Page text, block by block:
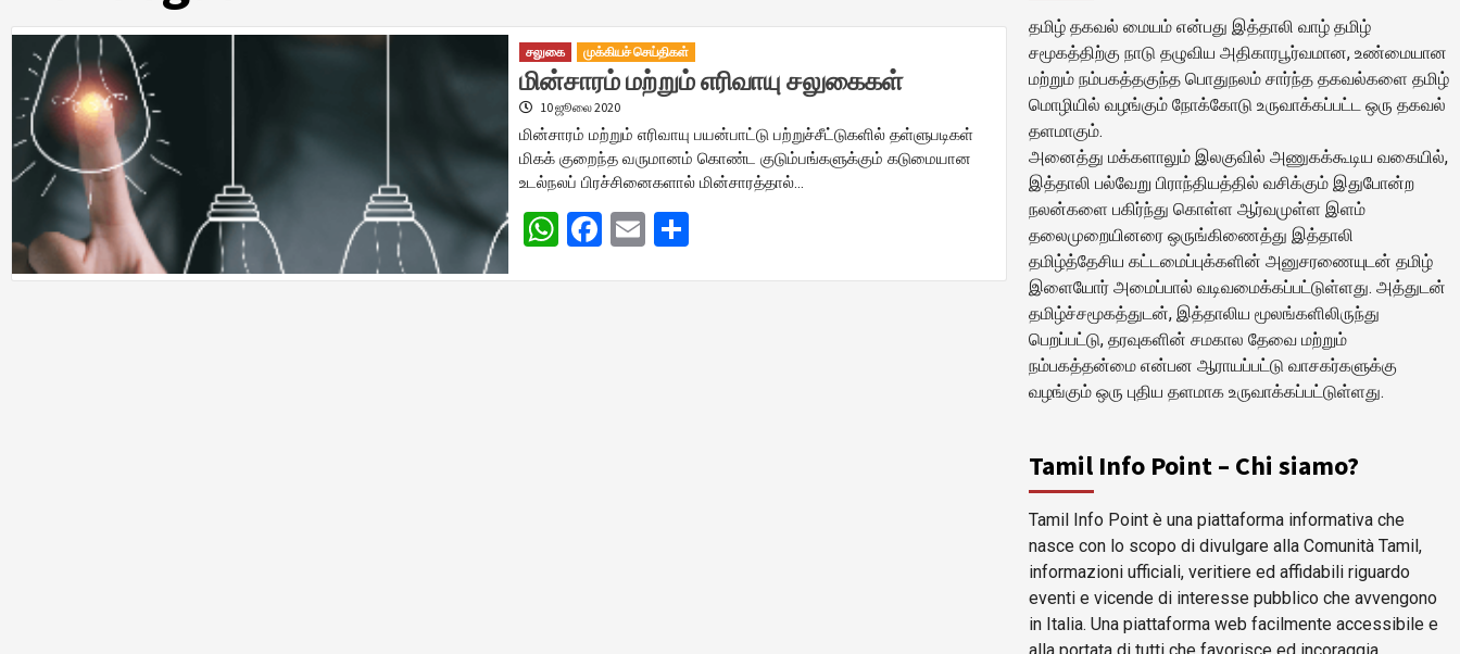
சலுகை முக்கியச் செய்திகள்
மின்சாரம் மற்றும் எரிவாயு சலுகைகள்
10 ஜூலை 2020
மின்சாரம் மற்றும் எரிவாயு பயன்பாட்டு பற்றுச்சீட்டுகளில் தள்ளுபடிகள்
மிகக் குறைந்த வருமானம் கொண்ட குடும்பங்களுக்கும் கடுமையான
உடல்நலப் பிரச்சினைகளால் மின்சாரத்தால்…
WhatsApp
Facebook
Email
தமிழ் தகவல் மையம் என்பது இத்தாலி வாழ் தமிழ்
சமூகத்திற்கு நாடு தழுவிய அதிகாரபூர்வமான, உண்மையான
மற்றும் நம்பகத்தகுந்த பொதுநலம் சார்ந்த தகவல்களை தமிழ்
மொழியில் வழங்கும் நோக்கோடு உருவாக்கப்பட்ட ஒரு தகவல்
தளமாகும்.
அனைத்து மக்களாலும் இலகுவில் அணுகக்கூடிய வகையில்,
இத்தாலி பல்வேறு பிராந்தியத்தில் வசிக்கும் இதுபோன்ற
நலன்களை பகிர்ந்து கொள்ள ஆர்வமுள்ள இளம்
தலைமுறையினரை ஒருங்கிணைத்து இத்தாலி
தமிழ்த்தேசிய கட்டமைப்புக்களின் அனுசரணையுடன் தமிழ்
இளையோர் அமைப்பால் வடிவமைக்கப்பட்டுள்ளது. அத்துடன்
தமிழ்ச்சமூகத்துடன், இத்தாலிய மூலங்களிலிருந்து
பெறப்பட்டு, தரவுகளின் சமகால தேவை மற்றும்
நம்பகத்தன்மை என்பன ஆராயப்பட்டு வாசகர்களுக்கு
வழங்கும் ஒரு புதிய தளமாக உருவாக்கப்பட்டுள்ளது.
Tamil Info Point – Chi siamo?
Tamil Info Point è una piattaforma informativa che
nasce con lo scopo di divulgare alla Comunità Tamil,
informazioni ufficiali, veritiere ed affidabili riguardo
eventi e vicende di interesse pubblico che avvengono
in Italia. Una piattaforma web facilmente accessibile e